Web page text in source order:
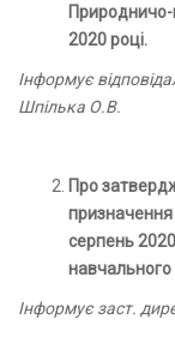
Природничо-
2020 році.
Інформує
Шпілька О.В.
Про
призначення
серпень
навчального
Інформує заст.